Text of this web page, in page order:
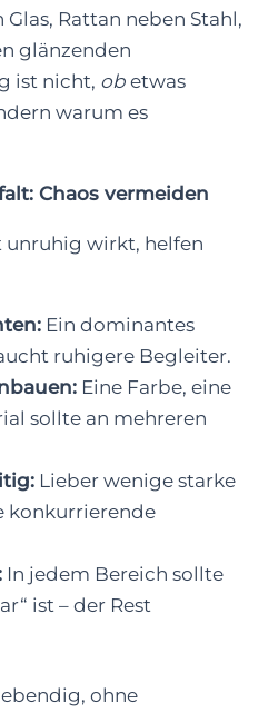
Rattan neben Stahl,
glänzenden
ist nicht, ob etwas
warum es
Chaos vermeiden
wirkt, helfen
Ein dominantes
ruhigere Begleiter.
Eine Farbe, eine
sollte an mehreren
Lieber wenige starke
konkurrierende
In jedem Bereich sollte
ist – der Rest
ohne